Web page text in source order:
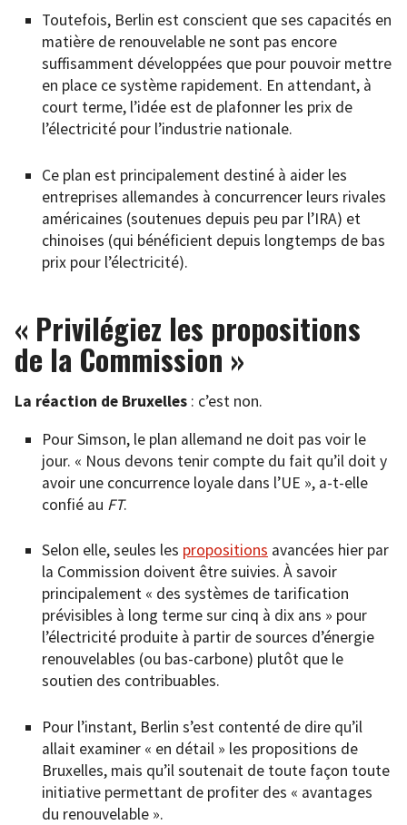
Toutefois, Berlin est conscient que ses capacités en
matière de renouvelable ne sont pas encore
suffisamment développées que pour pouvoir mettre
en place ce système rapidement. En attendant, à
court terme, l’idée est de plafonner les prix de
l’électricité pour l’industrie nationale.
Ce plan est principalement destiné à aider les
entreprises allemandes à concurrencer leurs rivales
américaines (soutenues depuis peu par l’IRA) et
chinoises (qui bénéficient depuis longtemps de bas
prix pour l’électricité).
« Privilégiez les propositions
de la Commission »
La réaction de Bruxelles : c’est non.
Pour Simson, le plan allemand ne doit pas voir le
jour. « Nous devons tenir compte du fait qu’il doit y
avoir une concurrence loyale dans l’UE », a-t-elle
confié au FT.
Selon elle, seules les propositions avancées hier par
la Commission doivent être suivies. À savoir
principalement « des systèmes de tarification
prévisibles à long terme sur cinq à dix ans » pour
l’électricité produite à partir de sources d’énergie
renouvelables (ou bas-carbone) plutôt que le
soutien des contribuables.
Pour l’instant, Berlin s’est contenté de dire qu’il
allait examiner « en détail » les propositions de
Bruxelles, mais qu’il soutenait de toute façon toute
initiative permettant de profiter des « avantages
du renouvelable ».